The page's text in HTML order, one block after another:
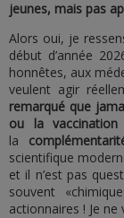
jeunes, mais pas
Alors oui, je
début d’année
honnêtes, aux
veulent agir
remarqué que
ou la
la
scientifique
et il n’est pas
souvent
actionnaires ! Je